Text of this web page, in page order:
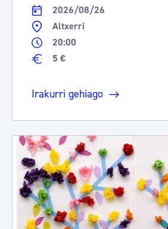
2026/08/26
Altxerri
20:00
5 €
Irakurri gehiago